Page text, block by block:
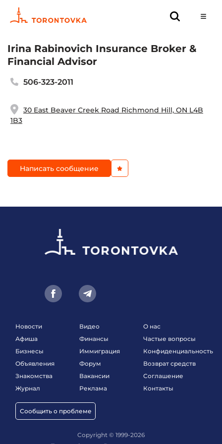
Irina Rabinovich Insurance Broker &
Financial Advisor
506-323-2011
30 East Beaver Creek Road Richmond Hill, ON L4B
1B3
Написать сообщение
Новости
Афиша
Бизнесы
Объявления
Знакомства
Журнал
Сообщить о проблеме
Видео
Финансы
Иммиграция
Форум
Вакансии
Реклама
О нас
Частые вопросы
Конфиденциальность
Возврат средств
Соглашение
Контакты
Copyright © 1999-2026